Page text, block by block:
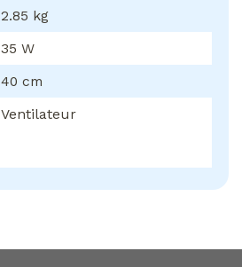
2.85 kg
35 W
40 cm
Ventilateur